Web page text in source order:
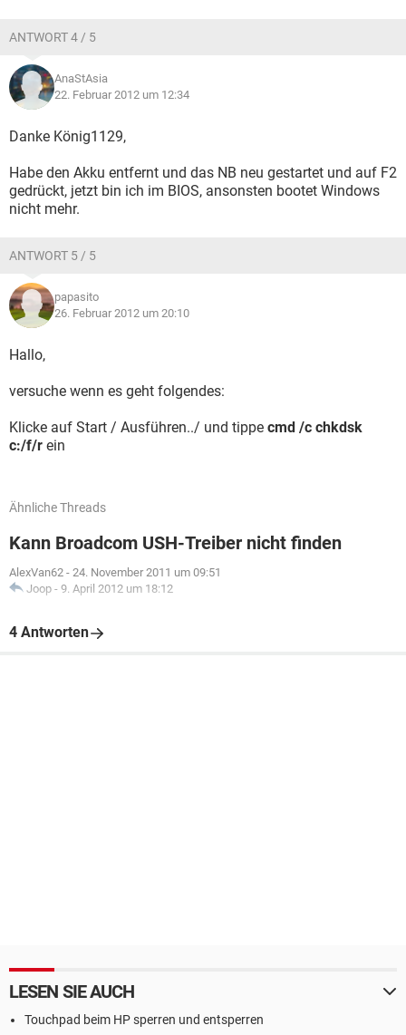
ANTWORT 4 / 5
AnaStAsia
22. Februar 2012 um 12:34
Danke König1129,
Habe den Akku entfernt und das NB neu gestartet und auf F2
gedrückt, jetzt bin ich im BIOS, ansonsten bootet Windows
nicht mehr.
ANTWORT 5 / 5
papasito
26. Februar 2012 um 20:10
Hallo,
versuche wenn es geht folgendes:
Klicke auf Start / Ausführen../ und tippe cmd /c chkdsk
c:/f/r ein
Ähnliche Threads
Kann Broadcom USH-Treiber nicht finden
AlexVan62 - 24. November 2011 um 09:51
Joop - 9. April 2012 um 18:12
4 Antworten
LESEN SIE AUCH
Touchpad beim HP sperren und entsperren